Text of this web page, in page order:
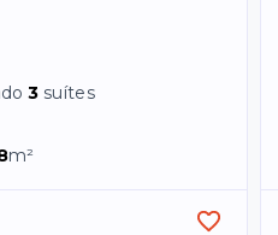
3 suítes
m²